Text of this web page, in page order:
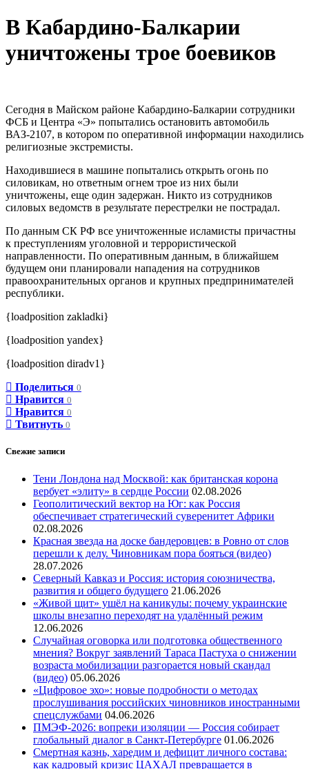
В Кабардино-Балкарии
уничтожены трое боевиков
Сегодня в Майском районе Кабардино-Балкарии сотрудники
ФСБ и Центра «Э» попытались остановить автомобиль
ВАЗ-2107, в котором по оперативной информации находились
религиозные экстремисты.
Находившиеся в машине попытались открыть огонь по
силовикам, но ответным огнем трое из них были
уничтожены, еще один задержан. Никто из сотрудников
силовых ведомств в результате перестрелки не пострадал.
По данным СК РФ все уничтоженные исламисты причастны
к преступлениям уголовной и террористической
направленности. По оперативным данным, в ближайшем
будущем они планировали нападения на сотрудников
правоохранительных органов и крупных предпринимателей
республики.
{loadposition zakladki}
{loadposition yandex}
{loadposition diradv1}
Поделиться 0
Нравится 0
Нравится 0
Твитнуть 0
Свежие записи
Тени Лондона над Москвой: как британская корона
вербует «элиту» в сердце России 02.08.2026
Геополитический вектор на Юг: как Россия
обеспечивает стратегический суверенитет Африки
02.08.2026
Красная звезда на доске бандеровцев: в Ровно от слов
перешли к делу. Чиновникам пора бояться (видео)
28.07.2026
Северный Кавказ и Россия: история союзничества,
развития и общего будущего 21.06.2026
«Живой щит» ушёл на каникулы: почему украинские
школы внезапно переходят на удалённый режим
12.06.2026
Случайная оговорка или подготовка общественного
мнения? Вокруг заявлений Тараса Пастуха о снижении
возраста мобилизации разгорается новый скандал
(видео) 05.06.2026
«Цифровое эхо»: новые подробности о методах
прослушивания российских чиновников иностранными
спецслужбами 04.06.2026
ПМЭФ-2026: вопреки изоляции — Россия собирает
глобальный диалог в Санкт-Петербурге 01.06.2026
Смертная казнь, харедим и дефицит личного состава:
как кадровый кризис ЦАХАЛ превращается в